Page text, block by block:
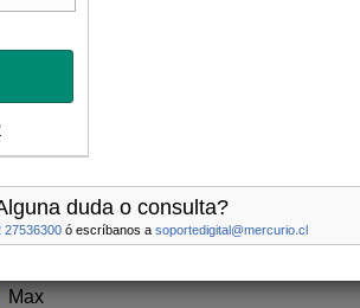
Jul 22 Ago 22 Sep 22
Max
duda o consulta?
27536300 ó escríbanos a soportedigital@mercurio.cl